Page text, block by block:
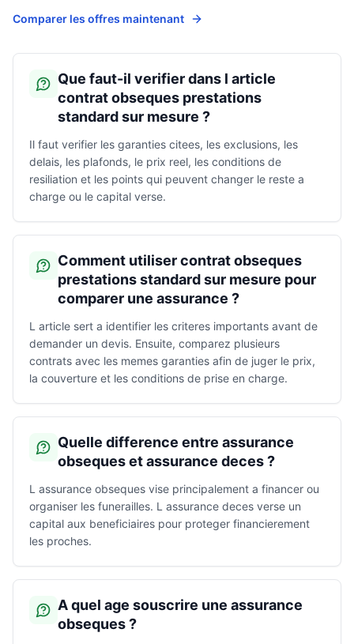
Comparer les offres maintenant
Que faut-il verifier dans l article
contrat obseques prestations
standard sur mesure ?
Il faut verifier les garanties citees, les exclusions, les
delais, les plafonds, le prix reel, les conditions de
resiliation et les points qui peuvent changer le reste a
charge ou le capital verse.
Comment utiliser contrat obseques
prestations standard sur mesure pour
comparer une assurance ?
L article sert a identifier les criteres importants avant de
demander un devis. Ensuite, comparez plusieurs
contrats avec les memes garanties afin de juger le prix,
la couverture et les conditions de prise en charge.
Quelle difference entre assurance
obseques et assurance deces ?
L assurance obseques vise principalement a financer ou
organiser les funerailles. L assurance deces verse un
capital aux beneficiaires pour proteger financierement
les proches.
A quel age souscrire une assurance
obseques ?